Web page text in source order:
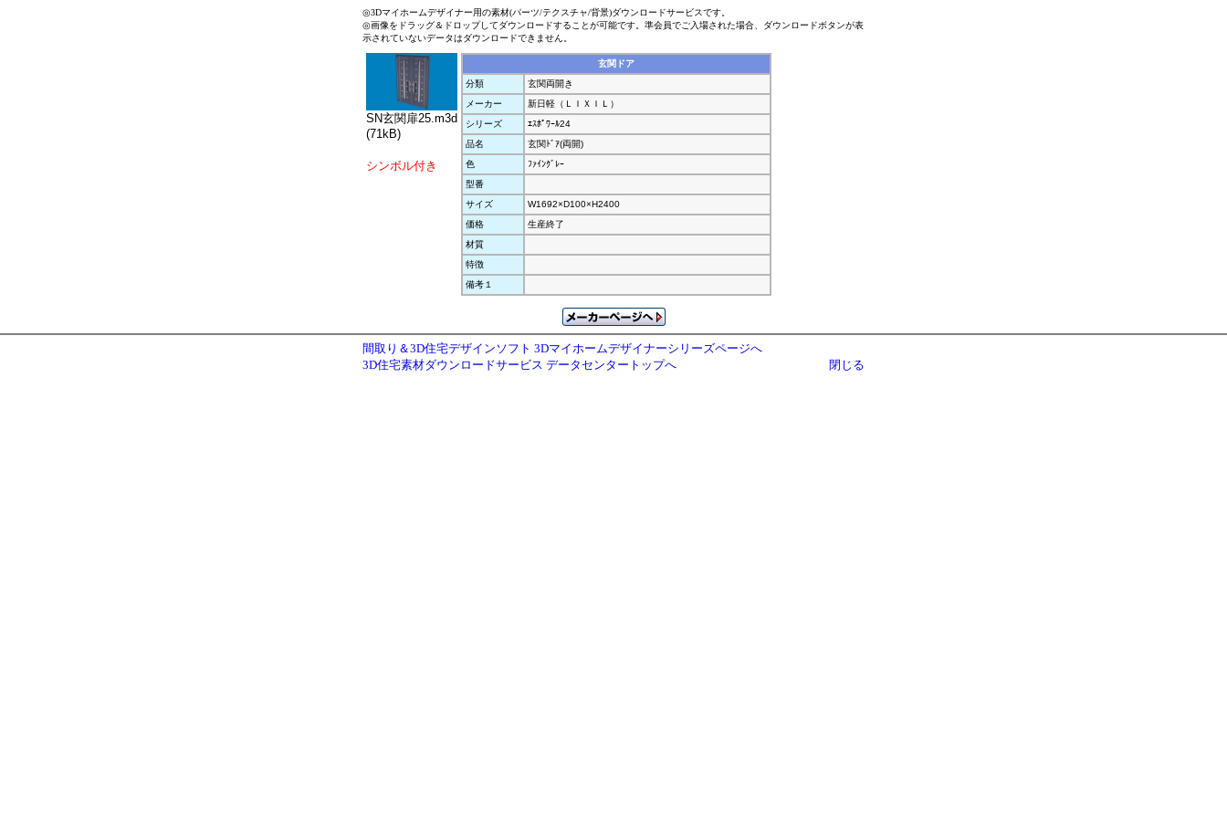
◎3Dマイホームデザイナー用の素材(パーツ/テクスチャ/背景)ダウンロードサービスです。
◎画像をドラッグ＆ドロップしてダウンロードすることが可能です。準会員でご入場された場合、ダウンロードボタンが表
示されていないデータはダウンロードできません。
SN玄関扉25.m3d
(71kB)
シンボル付き
玄関ドア
分類
玄関両開き
メーカー
新日軽（ＬＩＸＩＬ）
シリーズ
ｴｽﾎﾟﾜｰﾙ24
品名
玄関ﾄﾞｱ(両開)
色
ﾌｧｲﾝｸﾞﾚｰ
型番
サイズ
W1692×D100×H2400
価格
生産終了
材質
特徴
備考１
間取り＆3D住宅デザインソフト 3Dマイホームデザイナーシリーズページへ
3D住宅素材ダウンロードサービス データセンタートップへ
閉じる